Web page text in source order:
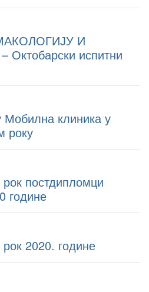
И
испитни
Мобилна клиника у
року
постдипломци
године
2020. године